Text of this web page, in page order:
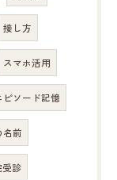
接し方
スマホ活用
ピソード記憶
名前
受診